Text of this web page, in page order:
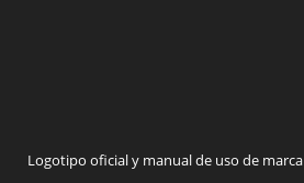
Logotipo oficial y manual de uso de marca